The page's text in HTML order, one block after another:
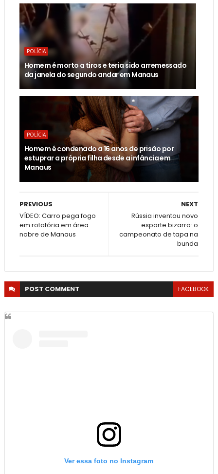
POLÍCIA
Homem é morto a tiros e teria sido arremessado
da janela do segundo andar em Manaus
POLÍCIA
Homem é condenado a 16 anos de prisão por
estuprar a própria filha desde a infância em
Manaus
NEXT
Rússia inventou novo
esporte bizarro: o
campeonato de tapa na
bunda
PREVIOUS
VÍDEO: Carro pega fogo
em rotatória em área
nobre de Manaus
POST COMMENT FACEBOOK
Ver essa foto no Instagram